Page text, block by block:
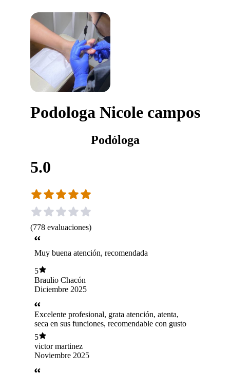
Podologa Nicole campos
Podóloga
5.0
(778 evaluaciones)
Muy buena atención, recomendada
5
Braulio Chacón
Diciembre 2025
Excelente profesional, grata atención, atenta,
seca en sus funciones, recomendable con gusto
5
victor martinez
Noviembre 2025